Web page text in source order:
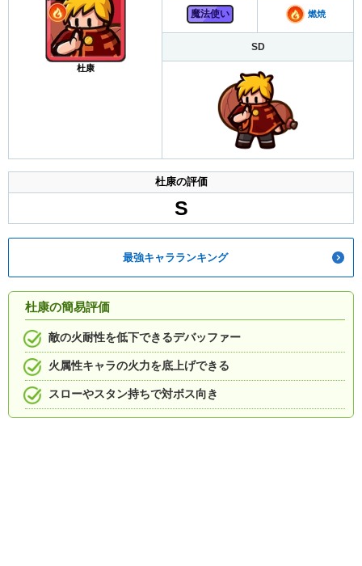
杜康
魔法使い 燃焼
SD
杜康の評価
S
最強キャラランキング
杜康の簡易評価
敵の火耐性を低下できるデバッファー
火属性キャラの火力を底上げできる
スローやスタン持ちで対ボス向き